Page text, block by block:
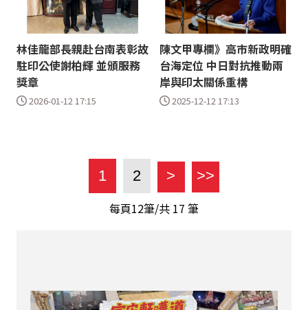
林佳龍部長親赴台南表彰故
駐印公使謝柏輝 並頒服務
獎章
2026-01-12 17:15
陳文甲專欄》高市新政明確
台海定位 中日對抗推動兩
岸與印太關係重構
2025-12-12 17:13
1 2 > >>
每頁12筆/共 17 筆